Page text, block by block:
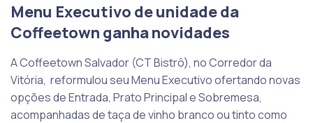
Menu Executivo de unidade da
Coffeetown ganha novidades
A Coffeetown Salvador (CT Bistrô), no Corredor da
Vitória, reformulou seu Menu Executivo ofertando novas
opções de Entrada, Prato Principal e Sobremesa,
acompanhadas de taça de vinho branco ou tinto como